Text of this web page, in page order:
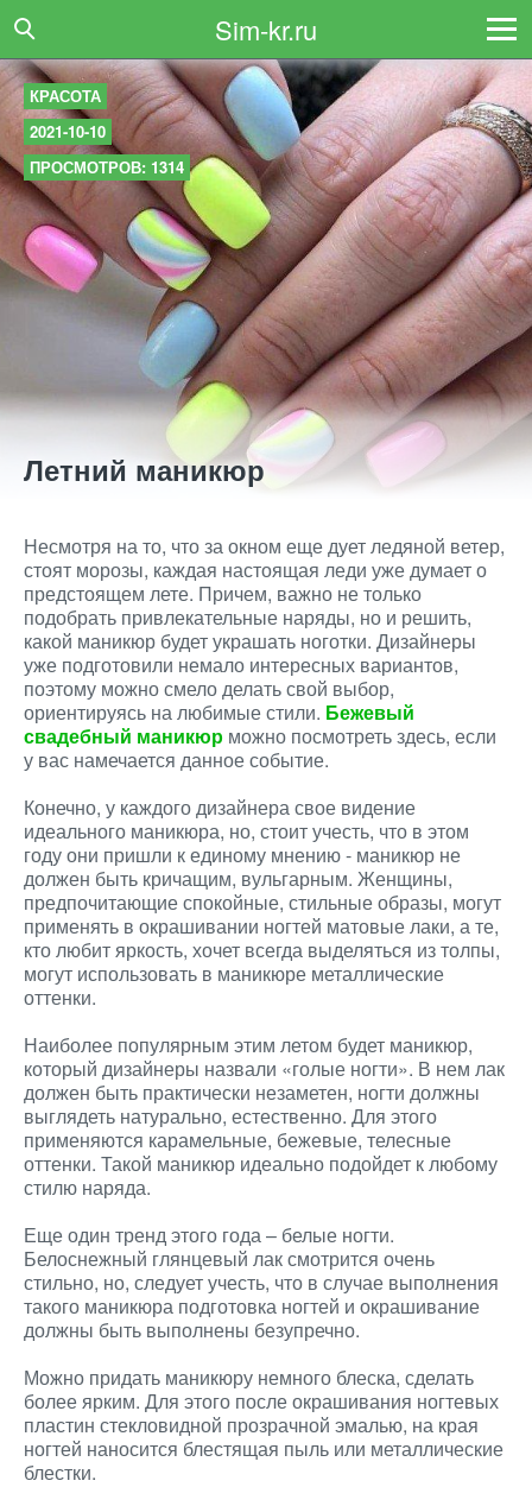
Sim-kr.ru
КРАСОТА
2021-10-10
ПРОСМОТРОВ: 1314
Летний маникюр
Несмотря на то, что за окном еще дует ледяной ветер,
стоят морозы, каждая настоящая леди уже думает о
предстоящем лете. Причем, важно не только
подобрать привлекательные наряды, но и решить,
какой маникюр будет украшать ноготки. Дизайнеры
уже подготовили немало интересных вариантов,
поэтому можно смело делать свой выбор,
ориентируясь на любимые стили. Бежевый
свадебный маникюр можно посмотреть здесь, если
у вас намечается данное событие.
Конечно, у каждого дизайнера свое видение
идеального маникюра, но, стоит учесть, что в этом
году они пришли к единому мнению - маникюр не
должен быть кричащим, вульгарным. Женщины,
предпочитающие спокойные, стильные образы, могут
применять в окрашивании ногтей матовые лаки, а те,
кто любит яркость, хочет всегда выделяться из толпы,
могут использовать в маникюре металлические
оттенки.
Наиболее популярным этим летом будет маникюр,
который дизайнеры назвали «голые ногти». В нем лак
должен быть практически незаметен, ногти должны
выглядеть натурально, естественно. Для этого
применяются карамельные, бежевые, телесные
оттенки. Такой маникюр идеально подойдет к любому
стилю наряда.
Еще один тренд этого года – белые ногти.
Белоснежный глянцевый лак смотрится очень
стильно, но, следует учесть, что в случае выполнения
такого маникюра подготовка ногтей и окрашивание
должны быть выполнены безупречно.
Можно придать маникюру немного блеска, сделать
более ярким. Для этого после окрашивания ногтевых
пластин стекловидной прозрачной эмалью, на края
ногтей наносится блестящая пыль или металлические
блестки.